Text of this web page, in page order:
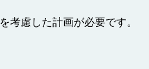
考慮した計画が必要です。